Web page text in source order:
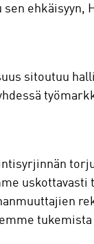
ehkäisyyn,
sitoutuu
uskottavasti
tukemista